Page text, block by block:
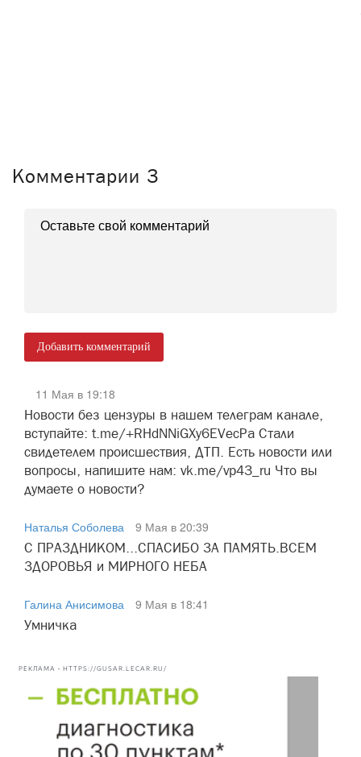
Комментарии 3
Добавить комментарий
11 Мая в 19:18
Новости без цензуры в нашем телеграм канале,
вступайте: t.me/+RHdNNiGXy6EVecPa Стали
свидетелем происшествия, ДТП. Есть новости или
вопросы, напишите нам: vk.me/vp43_ru Что вы
думаете о новости?
Наталья Соболева
9 Мая в 20:39
С ПРАЗДНИКОМ...СПАСИБО ЗА ПАМЯТЬ.ВСЕМ
ЗДОРОВЬЯ и МИРНОГО НЕБА
Галина Анисимова
9 Мая в 18:41
Умничка
РЕКЛАМА • HTTPS://GUSAR.LECAR.RU/